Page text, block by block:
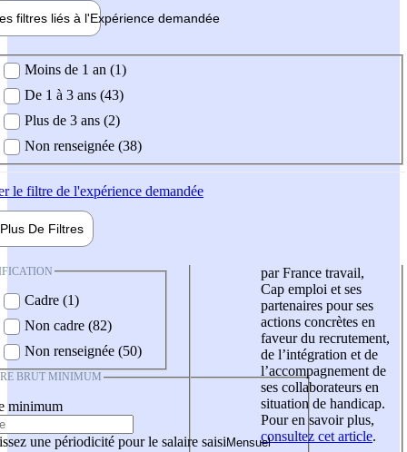
filtres liés à l'Expérience demandée
demandée
Moins de 1 an (1)
De 1 à 3 ans (43)
Plus de 3 ans (2)
Non renseignée (38)
le filtre de l'expérience demandée
Plus De Filtres
Cadre (1)
Non cadre (82)
Non renseignée (50)
BRUT MINIMUM
minimum
une périodicité pour le salaire saisi
par France travail,
Cap emploi et ses
partenaires pour ses
actions concrètes en
faveur du recrutement,
de l’intégration et de
l’accompagnement de
ses collaborateurs en
situation de handicap.
Pour en savoir plus,
consultez cet article.